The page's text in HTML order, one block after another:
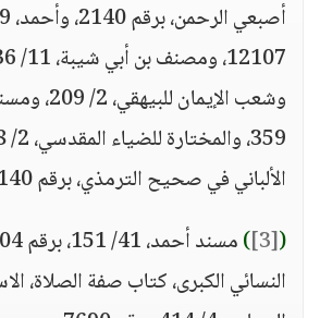
الألباني في صحيح الترمذي، برقم 2140.
(
[3]
)
النسائي الكبرى، كتاب صفة الصلاة،